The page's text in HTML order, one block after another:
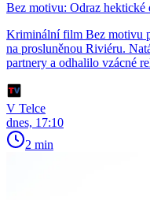
Bez motivu: Odraz hektické
Kriminální film Bez motivu
na prosluněnou Riviéru.
partnery a odhalilo vzácné
V Telce
dnes, 17:10
2 min